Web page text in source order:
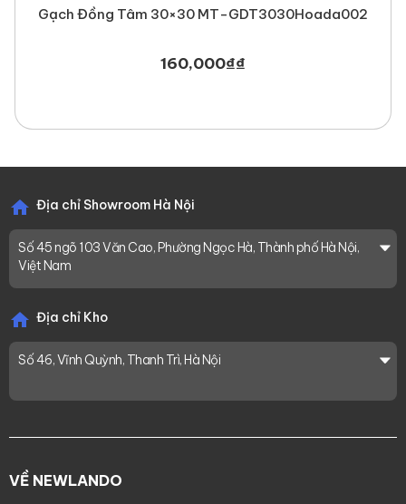
Gạch Đồng Tâm 30×30 MT-GDT3030Hoada002
160,000₫₫
Địa chỉ Showroom Hà Nội
Số 45 ngõ 103 Văn Cao, Phường Ngọc Hà, Thành phố Hà Nội,
Việt Nam
Địa chỉ Kho
Số 46, Vĩnh Quỳnh, Thanh Trì, Hà Nội
VỀ NEWLANDO